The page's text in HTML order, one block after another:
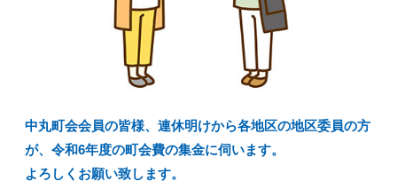
中丸町会会員の皆様、連休明けから各地区の地区委員の方
が、令和6年度の町会費の集金に伺います。
よろしくお願い致します。